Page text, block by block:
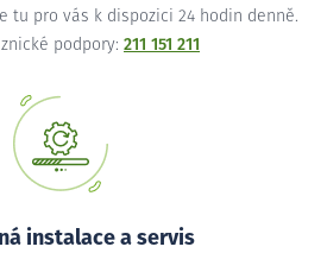
tu pro vás k dispozici 24 hodin denně.
podpory: 211 151 211
instalace a servis